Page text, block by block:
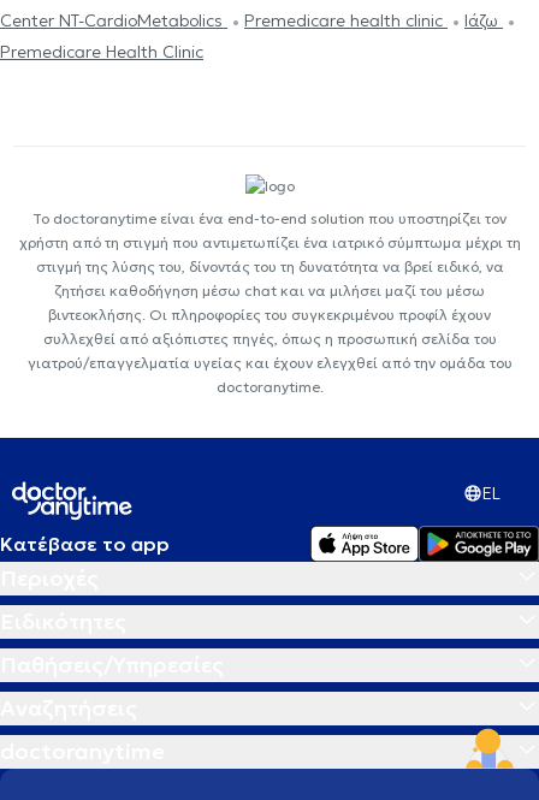
Center NT-CardioMetabolics
Premedicare health clinic
Ιάζω
Premedicare Health Clinic
Το doctoranytime είναι ένα end-to-end solution που υποστηρίζει τον
χρήστη από τη στιγμή που αντιμετωπίζει ένα ιατρικό σύμπτωμα μέχρι τη
στιγμή της λύσης του, δίνοντάς του τη δυνατότητα να βρεί ειδικό, να
ζητήσει καθοδήγηση μέσω chat και να μιλήσει μαζί του μέσω
βιντεοκλήσης. Οι πληροφορίες του συγκεκριμένου προφίλ έχουν
συλλεχθεί από αξιόπιστες πηγές, όπως η προσωπική σελίδα του
γιατρού/επαγγελματία υγείας και έχουν ελεγχθεί από την ομάδα του
doctoranytime.
EL
Κατέβασε το app